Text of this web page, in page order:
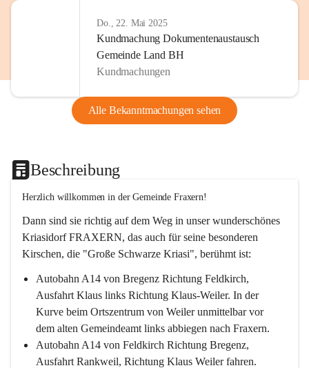
Do., 22. Mai 2025
Kundmachung Dokumentenaustausch
Gemeinde Land BH
Kundmachungen
Alle Bekanntmachungen sehen
Beschreibung
Herzlich willkommen in der Gemeinde Fraxern!
Dann sind sie richtig auf dem Weg in unser wunderschönes
Kriasidorf FRAXERN, das auch für seine besonderen
Kirschen, die "Große Schwarze Kriasi", berühmt ist:
Autobahn A14 von Bregenz Richtung Feldkirch,
Ausfahrt Klaus links Richtung Klaus-Weiler. In der
Kurve beim Ortszentrum von Weiler unmittelbar vor
dem alten Gemeindeamt links abbiegen nach Fraxern.
Autobahn A14 von Feldkirch Richtung Bregenz,
Ausfahrt Rankweil, Richtung Klaus Weiler fahren.